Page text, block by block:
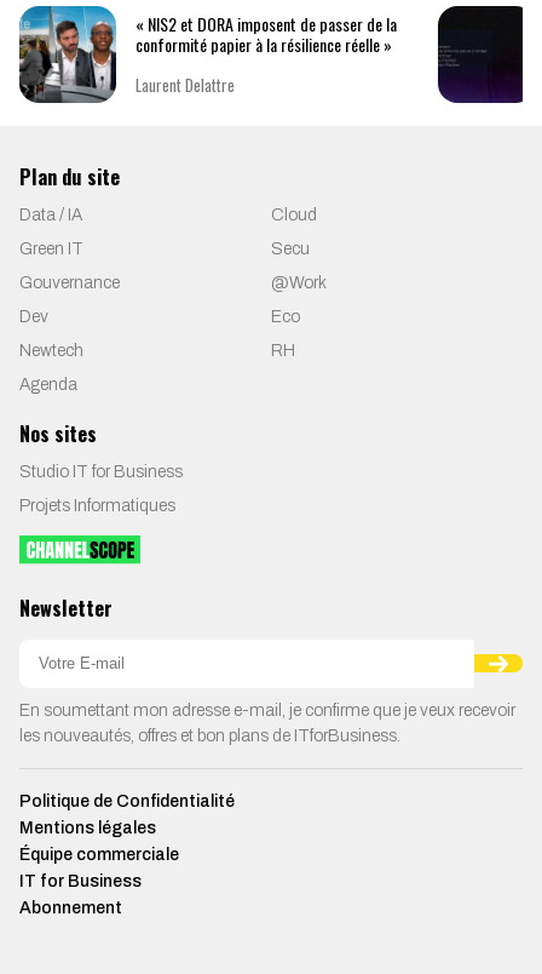
« NIS2 et DORA imposent de passer de la
conformité papier à la résilience réelle »
Laurent Delattre
Plan du site
Data / IA
Cloud
Green IT
Secu
Gouvernance
@Work
Dev
Eco
Newtech
RH
Agenda
Nos sites
Studio IT for Business
Projets Informatiques
Newsletter
En soumettant mon adresse e-mail, je confirme que je veux recevoir
les nouveautés, offres et bon plans de ITforBusiness.
Politique de Confidentialité
Mentions légales
Équipe commerciale
IT for Business
Abonnement